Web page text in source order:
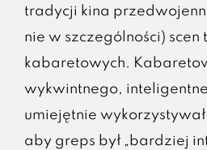
tradycji kina
nie w szczególności)
kabaretowych.
wykwintnego,
umiejętnie
aby greps był „bardziej